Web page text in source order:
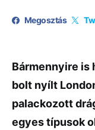
Megosztás
Bármennyire is
bolt nyílt
palackozott
egyes típusok